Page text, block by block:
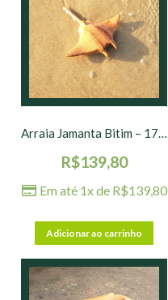
Arraia Jamanta Bitim – 17 x 17 x 10 cm
R$139,80
Em até 1x de R$139,80
Adicionar ao carrinho